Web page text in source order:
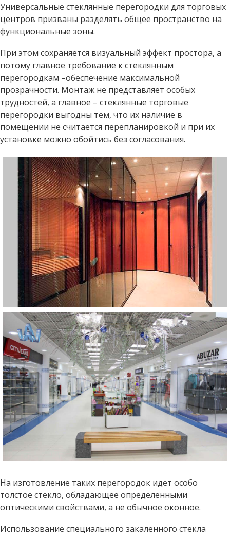
2021 ГОД
2022 ГОД
2023 ГОД
ВИДЕО
Универсальные стеклянные перегородки для торговых
центров призваны разделять общее пространство на
функциональные зоны.
При этом сохраняется визуальный эффект простора, а
потому главное требование к стеклянным
перегородкам –обеспечение максимальной
прозрачности. Монтаж не представляет особых
трудностей, а главное – стеклянные торговые
перегородки выгодны тем, что их наличие в
помещении не считается перепланировкой и при их
установке можно обойтись без согласования.
На изготовление таких перегородок идет особо
толстое стекло, обладающее определенными
оптическими свойствами, а не обычное оконное.
Использование специального закаленного стекла